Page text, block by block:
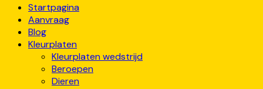
Startpagina
Aanvraag
Blog
Kleurplaten
Kleurplaten wedstrijd
Beroepen
Dieren